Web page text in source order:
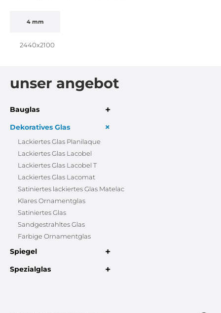
unser angebot
Bauglas +
Dekoratives Glas +
Lackiertes Glas Planilaque
Lackiertes Glas Lacobel
Lackiertes Glas Lacobel T
Lackiertes Glas Lacomat
Satiniertes lackiertes Glas Matelac
Klares Ornamentglas
Satiniertes Glas
Sandgestrahltes Glas
Farbige Ornamentglas
Spiegel +
Spezialglas +
4 mm
2440x2100